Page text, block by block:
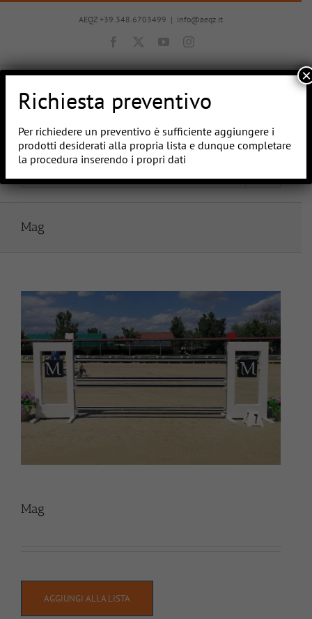
Salta
AEQZ +39.348.6703499 | info@aeqz.it
Facebook YouTubeInstagram
Vai a...
Mag
Mag
AGGIUNGI ALLA LISTA
Richiesta preventivo
Per richiedere un preventivo è sufficiente aggiungere i
prodotti desiderati alla propria lista e dunque completare
la procedura inserendo i propri dati
×